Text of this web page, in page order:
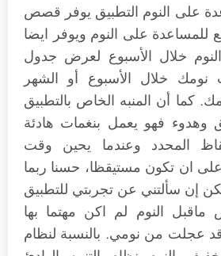
على النوم التطبيق يوفر قصص
للمساعدة على النوم ويوفر ايضا
خلال الأسبوع لعرض جدول
خلال الأسبوع أو الشهر
كما أن المنبه الخاص بالتطبيق
وهدوء فهو يعمل بنغمات هادئة
المحدد وعندما يحين وقت
ان تكون مستيقظا، حسنا ربما
إن سألتني عن تجربتي للتطبيق
النوم لم اكن مهتما بها
عجلت من نومي. بالنسبة لنظام